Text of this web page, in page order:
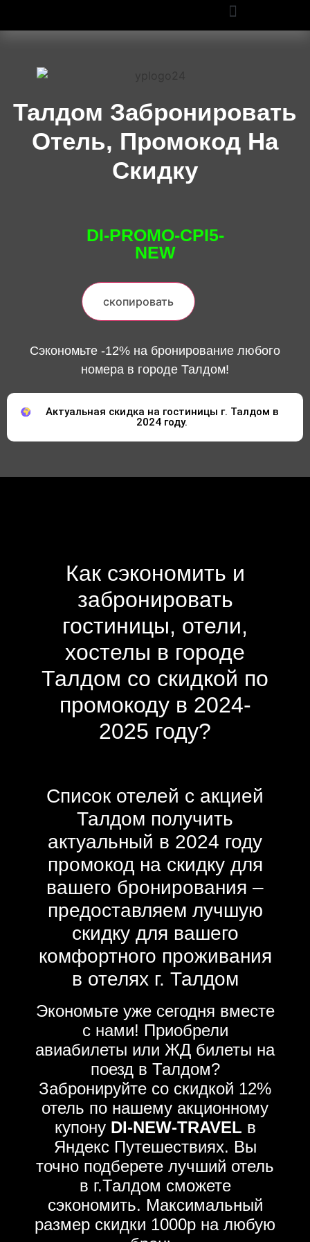
Талдом Забронировать
Отель, Промокод На
Скидку
DI-PROMO-CPI5-
NEW
скопировать
Сэкономьте -12% на бронирование любого
номера в городе Талдом!
Актуальная скидка на гостиницы г. Талдом в
2024 году.
Как сэкономить и
забронировать
гостиницы, отели,
хостелы в городе
Талдом со скидкой по
промокоду в 2024-
2025 году?
Список отелей с акцией
Талдом получить
актуальный в 2024 году
промокод на скидку для
вашего бронирования –
предоставляем лучшую
скидку для вашего
комфортного проживания
в отелях г. Талдом
Экономьте уже сегодня вместе
с нами! Приобрели
авиабилеты или ЖД билеты на
поезд в Талдом?
Забронируйте со скидкой 12%
отель по нашему акционному
купону DI-NEW-TRAVEL в
Яндекс Путешествиях. Вы
точно подберете лучший отель
в г.Талдом сможете
сэкономить. Максимальный
размер скидки 1000р на любую